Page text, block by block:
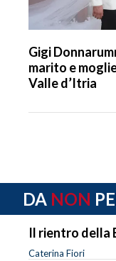
Gigi
marito e
Valle d’Itria
DA NON
Il rientro della
Caterina Fiori